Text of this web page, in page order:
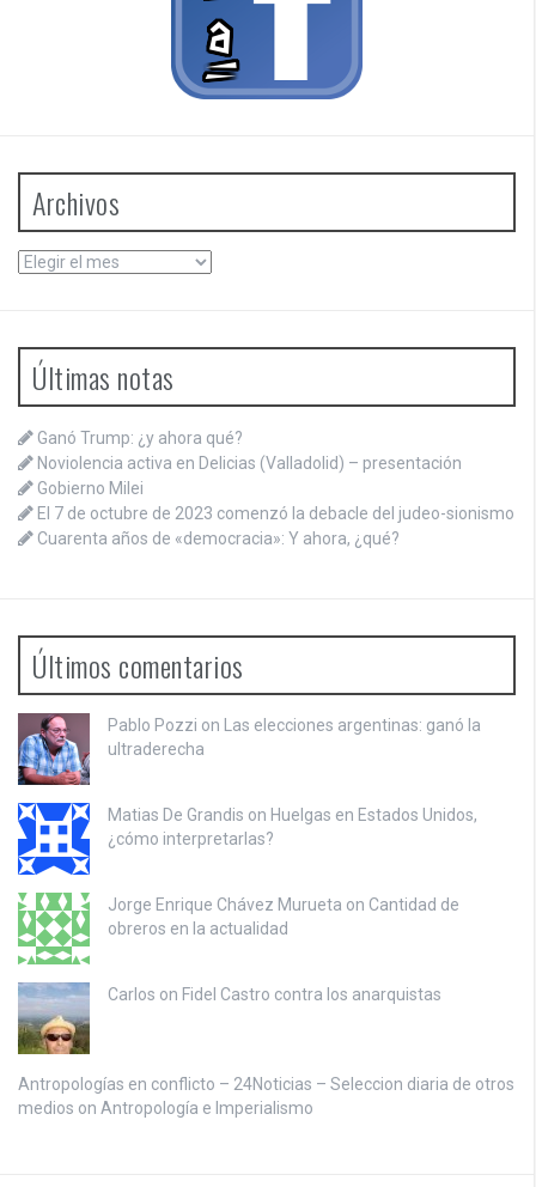
Archivos
Archivos
Últimas notas
Ganó Trump: ¿y ahora qué?
Noviolencia activa en Delicias (Valladolid) – presentación
Gobierno Milei
El 7 de octubre de 2023 comenzó la debacle del judeo-sionismo
Cuarenta años de «democracia»: Y ahora, ¿qué?
Últimos comentarios
Pablo Pozzi on Las elecciones argentinas: ganó la
ultraderecha
Matias De Grandis on Huelgas en Estados Unidos,
¿cómo interpretarlas?
Jorge Enrique Chávez Murueta on Cantidad de
obreros en la actualidad
Carlos on Fidel Castro contra los anarquistas
Antropologías en conflicto – 24Noticias – Seleccion diaria de otros
medios on Antropología e Imperialismo